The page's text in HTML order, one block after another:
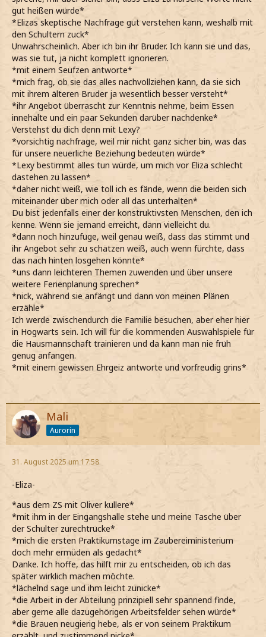
*behutsam nachfrage und an meinem Kürbissaft nippe*
*die beiden noch nie sonderlich gut miteinander konnten
und mich manchmal ein wenig an Theo und mich erinnern
- allerdings deutlich extremer*
*mit meinem Bruder zumindest trotz unterschiedlicher
Ansichten eine sehr innige Geschwisterbeziehung pflege*
*diesen Eindruck von Oliver und Lexy July jedoch nicht
habe*
*skeptisch die Brauen hebe und den Kopf fragend zur
Seite neige*
Meinst du, sie wird auf dich hören?
*wenig überzeugt anmerke, da ihre Beziehung schließlich
nicht die beste ist*
*ihn einen Moment nachdenklich betrachte*
Wenn du möchtest, könnte ich bei Gelegenheit mit ihr
reden? Ganz unverfänglich, versteht sich.
*dann vorschlage und ihn erwartungsvoll ansehe*
*immerhin ähnliche Ansichten wie Lexy vertrete und bisher
immer entspannte Gespräche miteinander geführt haben*
*mir etwas Salat auf den Teller nehme und meine Gabel
darin versenke*
Wir werden einige Tage bei Tante Mary verbringen. Ich
freue mich schon, sie nach all den Monaten
wiederzusehen.
*mit einem warmen Lächeln ehrlich sage, weil sie wirklich
lange nicht gesehen habe*
Und was hast du vor?
*interessiert frage, während eine Gabel Salat esse*
--> *ZS*
gut heißen würde*
*Elizas skeptische Nachfrage gut verstehen kann, weshalb mit
den Schultern zuck*
Unwahrscheinlich. Aber ich bin ihr Bruder. Ich kann sie und das,
was sie tut, ja nicht komplett ignorieren.
*mit einem Seufzen antworte*
*mich frag, ob sie das alles nachvollziehen kann, da sie sich
mit ihrem älteren Bruder ja wesentlich besser versteht*
*ihr Angebot überrascht zur Kenntnis nehme, beim Essen
innehalte und ein paar Sekunden darüber nachdenke*
Verstehst du dich denn mit Lexy?
*vorsichtig nachfrage, weil mir nicht ganz sicher bin, was das
für unsere neuerliche Beziehung bedeuten würde*
*Lexy bestimmt alles tun würde, um mich vor Eliza schlecht
dastehen zu lassen*
*daher nicht weiß, wie toll ich es fände, wenn die beiden sich
miteinander über mich oder all das unterhalten*
Du bist jedenfalls einer der konstruktivsten Menschen, den ich
kenne. Wenn sie jemand erreicht, dann vielleicht du.
*dann noch hinzufüge, weil genau weiß, dass das stimmt und
ihr Angebot sehr zu schätzen weiß, auch wenn fürchte, dass
das nach hinten losgehen könnte*
*uns dann leichteren Themen zuwenden und über unsere
weitere Ferienplanung sprechen*
*nick, während sie anfängt und dann von meinen Plänen
erzähle*
Ich werde zwischendurch die Familie besuchen, aber eher hier
in Hogwarts sein. Ich will für die kommenden Auswahlspiele für
die Hausmannschaft trainieren und da kann man nie früh
genug anfangen.
*mit einem gewissen Ehrgeiz antworte und vorfreudig grins*
Mali
Aurorin
31. August 2025 um 17:58
-Eliza-
*aus dem ZS mit Oliver kullere*
*mit ihm in der Eingangshalle stehe und meine Tasche über
der Schulter zurechtrücke*
*mich die ersten Praktikumstage im Zaubereiministerium
doch mehr ermüden als gedacht*
Danke. Ich hoffe, das hilft mir zu entscheiden, ob ich das
später wirklich machen möchte.
*lächelnd sage und ihm leicht zunicke*
*die Arbeit in der Abteilung prinzipiell sehr spannend finde,
aber gerne alle dazugehörigen Arbeitsfelder sehen würde*
*die Brauen neugierig hebe, als er von seinem Praktikum